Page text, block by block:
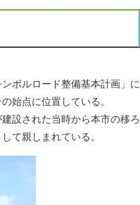
ボルロード整備基本計画」に
始点に位置している。
設された当時から本市の移ろ
て親しまれている。